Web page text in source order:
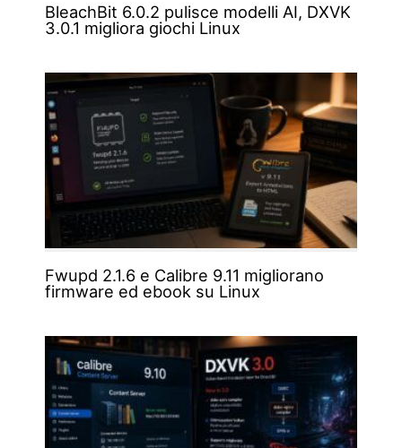
BleachBit 6.0.2 pulisce modelli AI, DXVK
3.0.1 migliora giochi Linux
Fwupd 2.1.6 e Calibre 9.11 migliorano
firmware ed ebook su Linux